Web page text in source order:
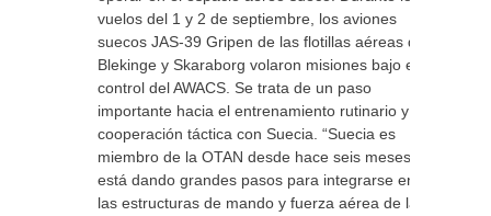
vuelos del 1 y 2 de septiembre, los aviones
suecos JAS-39 Gripen de las flotillas aéreas de
Blekinge y Skaraborg volaron misiones bajo el
control del AWACS. Se trata de un paso
importante hacia el entrenamiento rutinario y la
cooperación táctica con Suecia. “Suecia es
miembro de la OTAN desde hace seis meses y
está dando grandes pasos para integrarse en
las estructuras de mando y fuerza aérea de la